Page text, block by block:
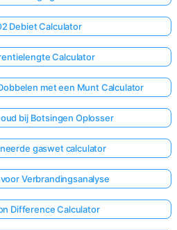
Debiet Calculator
Calculator
met een Munt Calculator
bij Botsingen Oplosser
gaswet calculator
Verbrandingsanalyse
Difference Calculator